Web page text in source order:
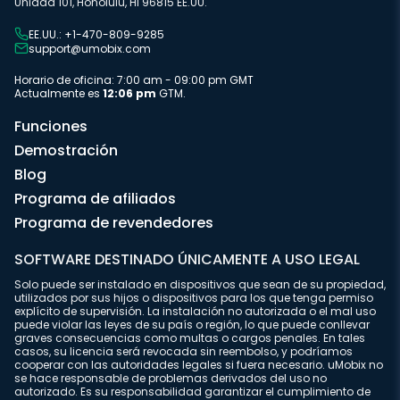
EE.UU.: +1-470-809-9285
support@umobix.com
Horario de oficina: 7:00 am - 09:00 pm GMT
Actualmente es 12:06 pm GTM.
Funciones
Demostración
Blog
Programa de afiliados
Programa de revendedores
SOFTWARE DESTINADO ÚNICAMENTE A USO LEGAL
Solo puede ser instalado en dispositivos que sean de su propiedad,
utilizados por sus hijos o dispositivos para los que tenga permiso
explícito de supervisión. La instalación no autorizada o el mal uso
puede violar las leyes de su país o región, lo que puede conllevar
graves consecuencias como multas o cargos penales. En tales
casos, su licencia será revocada sin reembolso, y podríamos
cooperar con las autoridades legales si fuera necesario. uMobix no
se hace responsable de problemas derivados del uso no
autorizado. Es su responsabilidad garantizar el cumplimiento de